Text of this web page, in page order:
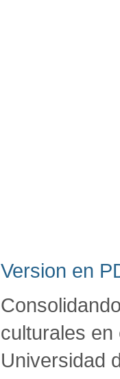
Version en
culturales en
Universidad